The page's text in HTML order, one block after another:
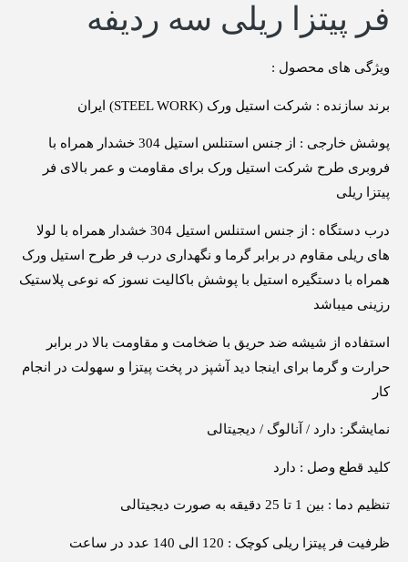
فر پیتزا ریلی سه ردیفه
ویژگی های محصول :
برند سازنده : شرکت استیل ورک (STEEL WORK) ایران
پوشش خارجی : از جنس استنلس استیل 304 خشدار همراه با
فروبری طرح شرکت استیل ورک برای مقاومت و عمر بالای فر
پیتزا ریلی
درب دستگاه : از جنس استنلس استیل 304 خشدار همراه با لولا
های ریلی مقاوم در برابر گرما و نگهداری درب فر طرح استیل ورک
همراه با دستگیره استیل با پوشش باکالیت نسوز که نوعی پلاستیک
رزینی میباشد
استفاده از شیشه ضد حریق با ضخامت و مقاومت بالا در برابر
حرارت و گرما برای اینجا دید آشپز در پخت پیتزا و سهولت در انجام
کار
نمایشگر: دارد / آنالوگ / دیجیتالی
کلید قطع وصل : دارد
تنظیم دما : بین 1 تا 25 دقیقه به صورت دیجیتالی
ظرفیت فر پیتزا ریلی کوچک : 120 الی 140 عدد در ساعت